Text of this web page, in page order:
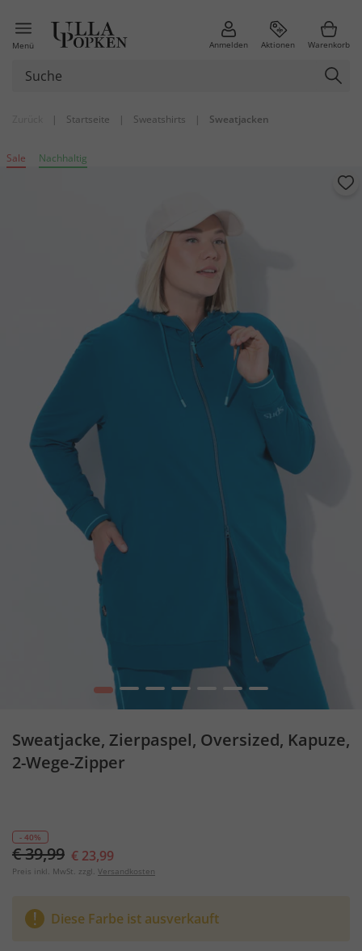
Menü Anmelden Aktionen Warenkorb
| Startseite | Sweatshirts | Sweatjacken
Sale Nachhaltig
1 2 3 4 5 6 7
Sweatjacke, Zierpaspel, Oversized, Kapuze,
2-Wege-Zipper
- 40%
€ 39,99 € 23,99
Preis inkl. MwSt. zzgl. Versandkosten
Diese Farbe ist ausverkauft